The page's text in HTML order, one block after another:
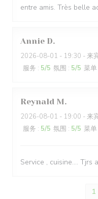
entre amis. Très belle
Annie D
2026-08-01 - 19:30 - 来
服务 : 5/5 氛围 : 5/5 菜单
Reynald M
2026-08-01 - 19:00 - 来
服务 : 5/5 氛围 : 5/5 菜单
Service , cuisine.... Tjrs
1